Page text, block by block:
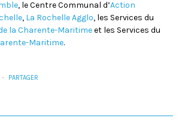
, le Centre Communal d’Action
, La Rochelle Agglo, les Services du
la Charente-Maritimeet les Services du
Maritime.
· PARTAGER